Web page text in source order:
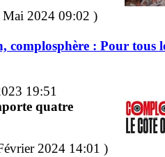
2024 09:02 )
complosphère : Pour tous
19:51
quatre
2024 14:01 )